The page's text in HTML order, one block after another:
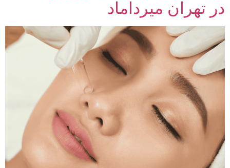
در تهران میرداماد